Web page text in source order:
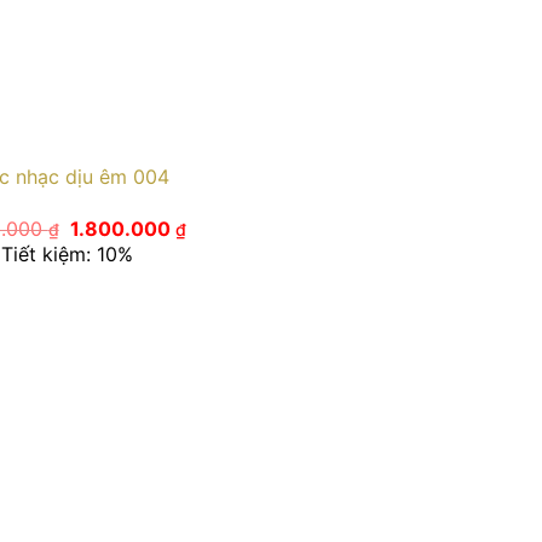
nhạc dịu êm 004
₫ Giá
gốc
là:
1.800.000₫Giá
Tiết kiệm: 10%